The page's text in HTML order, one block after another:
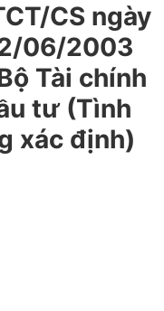
CS ngày
06/2003
Tài chính
tư (Tình
xác định)